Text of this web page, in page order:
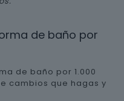
de baño por
de baño por 1.000
cambios que hagas y